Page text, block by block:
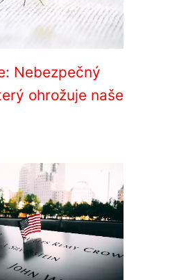
Nebezpečný
ohrožuje naše